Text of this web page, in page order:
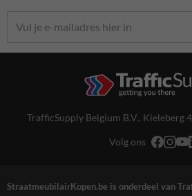
TrafficSupply Belgium B.V., Kieleberg
Volg ons
StraatmeubilairKopen.be is onderdeel van